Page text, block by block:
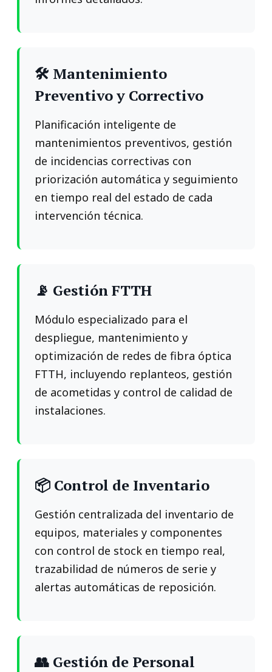
🛠️ Mantenimiento
Preventivo y Correctivo
Planificación inteligente de
mantenimientos preventivos, gestión
de incidencias correctivas con
priorización automática y seguimiento
en tiempo real del estado de cada
intervención técnica.
📡 Gestión FTTH
Módulo especializado para el
despliegue, mantenimiento y
optimización de redes de fibra óptica
FTTH, incluyendo replanteos, gestión
de acometidas y control de calidad de
instalaciones.
📦 Control de Inventario
Gestión centralizada del inventario de
equipos, materiales y componentes
con control de stock en tiempo real,
trazabilidad de números de serie y
alertas automáticas de reposición.
👥 Gestión de Personal